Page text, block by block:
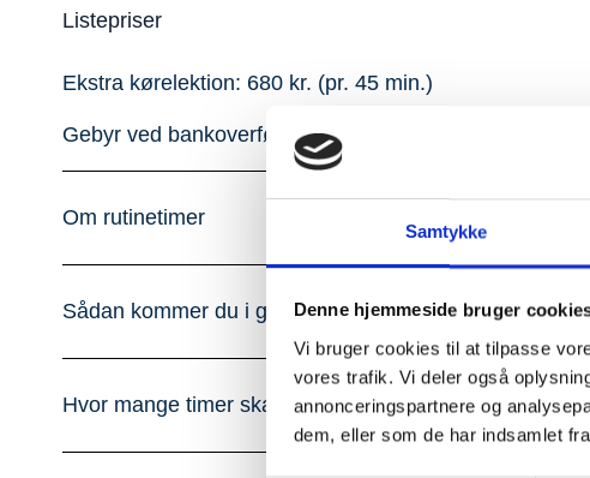
Samtykke
Denne hjemmeside bruger
Vi bruger cookies til at tilpasse
vores trafik. Vi deler også
annonceringspartnere og
dem, eller som de har indsamlet
Listepriser
Ekstra kørelektion: 680 kr. (pr. 45 min.)
Gebyr ved bankoverførsel: 200 kr.
Om rutinetimer
Sådan kommer du i gang
Hvor mange timer skal du bruge?